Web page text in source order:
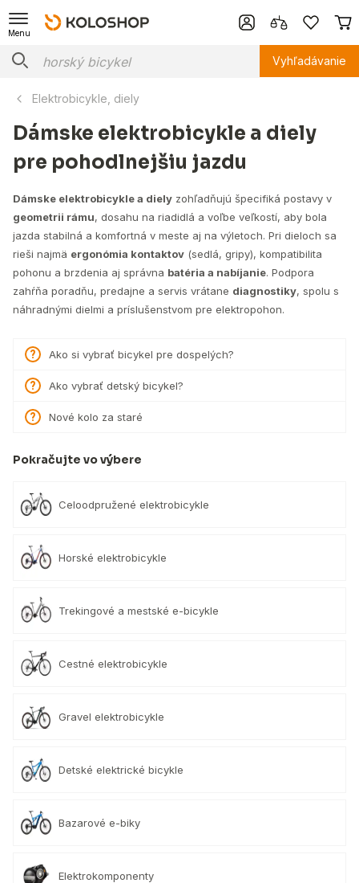
Menu
Vyhľadávanie
Elektrobicykle, diely
Dámske elektrobicykle a diely
pre pohodlnejšiu jazdu
Dámske elektrobicykle a diely zohľadňujú špecifiká postavy v
geometrii rámu, dosahu na riadidlá a voľbe veľkostí, aby bola
jazda stabilná a komfortná v meste aj na výletoch. Pri dieloch sa
rieši najmä ergonómia kontaktov (sedlá, gripy), kompatibilita
pohonu a brzdenia aj správna batéria a nabíjanie. Podpora
zahŕňa poradňu, predajne a servis vrátane diagnostiky, spolu s
náhradnými dielmi a príslušenstvom pre elektropohon.
Ako si vybrať bicykel pre dospelých?
Ako vybrať detský bicykel?
Nové kolo za staré
Pokračujte vo výbere
Celoodpružené elektrobicykle
Horské elektrobicykle
Trekingové a mestské e-bicykle
Cestné elektrobicykle
Gravel elektrobicykle
Detské elektrické bicykle
Bazarové e-biky
Elektrokomponenty